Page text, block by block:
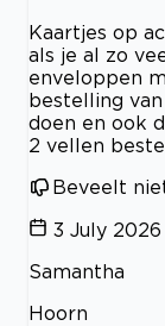
Kaartjes op
als je al zo
enveloppen
bestelling
doen en ook
2 vellen
Beveelt
3 July 2026
Samantha
Hoorn